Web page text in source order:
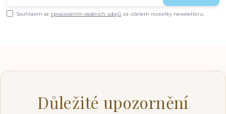
Souhlasím se zpracováním osobních údajů za účelem rozesílky newsletteru.
Důležité upozornění